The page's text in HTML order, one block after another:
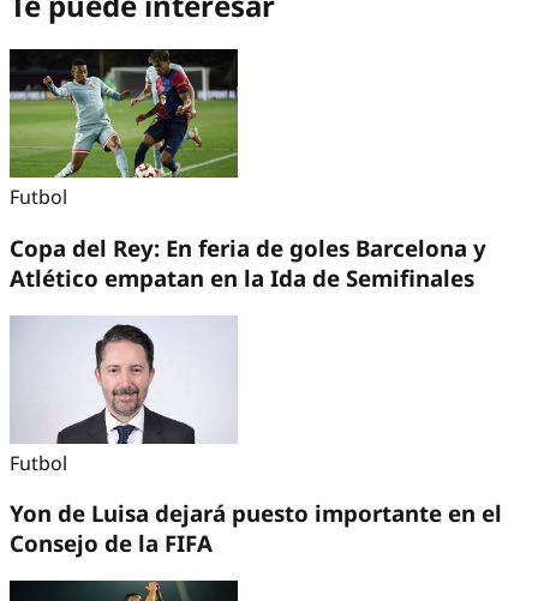
Futbol
Copa del Rey: En feria de goles Barcelona y
Atlético empatan en la Ida de Semifinales
Futbol
Yon de Luisa dejará puesto importante en el
Consejo de la FIFA